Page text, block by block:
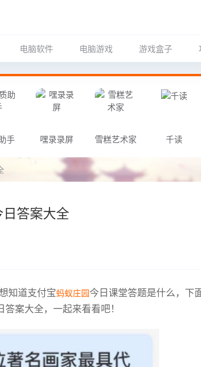
电脑软件 电脑游戏 游戏盒子
手 嘿录录屏 雪糕艺术家 千读
答案大全
知道支付宝蚂蚁庄园今日课堂答题是什么，下
答案大全，一起来看看吧！